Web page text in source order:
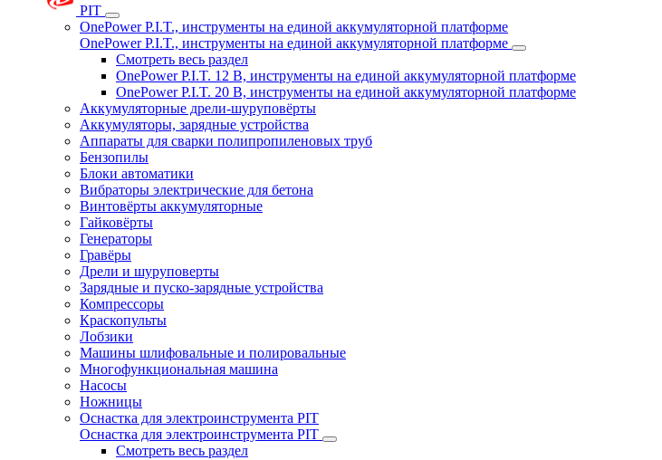
PIT
OnePower P.I.T., инструменты на единой аккумуляторной платформе
OnePower P.I.T., инструменты на единой аккумуляторной платформе
Смотреть весь раздел
OnePower P.I.T. 12 В, инструменты на единой аккумуляторной платформе
OnePower P.I.T. 20 В, инструменты на единой аккумуляторной платформе
Аккумуляторные дрели-шуруповёрты
Аккумуляторы, зарядные устройства
Аппараты для сварки полипропиленовых труб
Бензопилы
Блоки автоматики
Вибраторы электрические для бетона
Винтовёрты аккумуляторные
Гайковёрты
Генераторы
Гравёры
Дрели и шуруповерты
Зарядные и пуско-зарядные устройства
Компрессоры
Краскопульты
Лобзики
Машины шлифовальные и полировальные
Многофункциональная машина
Насосы
Ножницы
Оснастка для электроинструмента PIT
Оснастка для электроинструмента PIT
Смотреть весь раздел